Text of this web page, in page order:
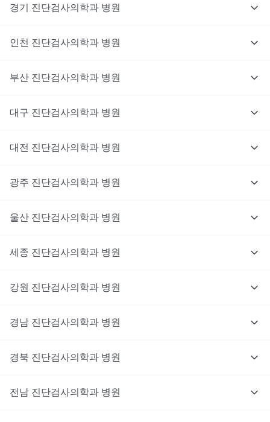
경기 진단검사의학과 병원
인천 진단검사의학과 병원
부산 진단검사의학과 병원
대구 진단검사의학과 병원
대전 진단검사의학과 병원
광주 진단검사의학과 병원
울산 진단검사의학과 병원
세종 진단검사의학과 병원
강원 진단검사의학과 병원
경남 진단검사의학과 병원
경북 진단검사의학과 병원
전남 진단검사의학과 병원